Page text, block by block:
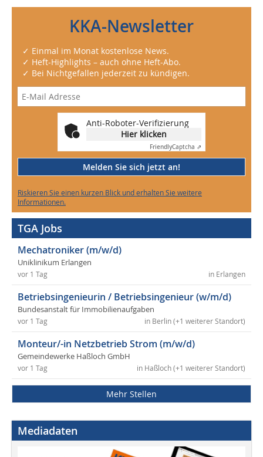
KKA-Newsletter
✓ Einmal im Monat kostenlose News.
✓ Heft-Highlights – auch ohne Heft-Abo.
✓ Bei Nichtgefallen jederzeit zu kündigen.
Anti-Roboter-Verifizierung
Hier klicken
FriendlyCaptcha ⇗
Melden Sie sich jetzt an!
Riskieren Sie einen kurzen Blick und erhalten Sie weitere
Informationen.
TGA Jobs
Mechatroniker (m/w/d)
Uniklinikum Erlangen
in Erlangen
vor 1 Tag
Betriebsingenieurin / Betriebsingenieur (w/m/d)
Bundesanstalt für Immobilienaufgaben
in Berlin (+1 weiterer Standort)
vor 1 Tag
Monteur/-in Netzbetrieb Strom (m/w/d)
Gemeindewerke Haßloch GmbH
in Haßloch (+1 weiterer Standort)
vor 1 Tag
Mehr Stellen
Mediadaten